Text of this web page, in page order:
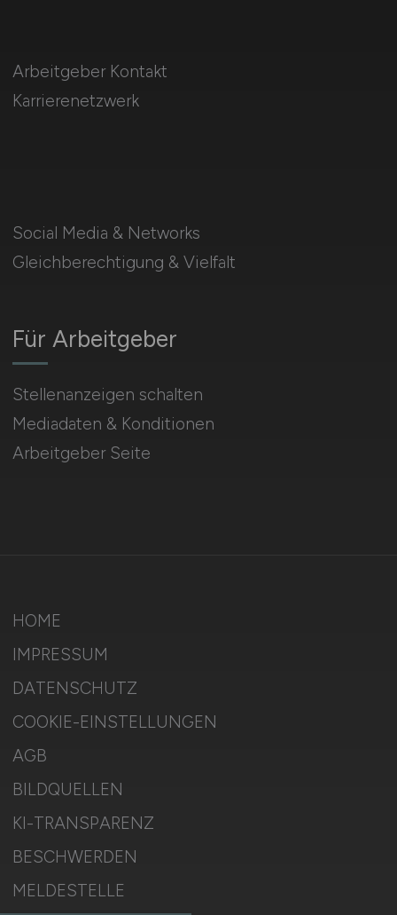
Social Media & Networks
Gleichberechtigung & Vielfalt
Für Arbeitgeber
Stellenanzeigen schalten
Mediadaten & Konditionen
Arbeitgeber Seite
Arbeitgeber Kontakt
Karrierenetzwerk
HOME
IMPRESSUM
DATENSCHUTZ
COOKIE-EINSTELLUNGEN
AGB
BILDQUELLEN
KI-TRANSPARENZ
BESCHWERDEN
MELDESTELLE